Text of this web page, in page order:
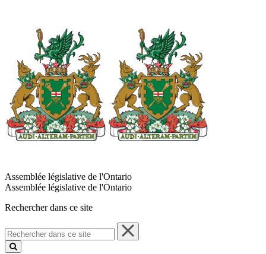
Assemblée législative de l'Ontario
Assemblée législative de l'Ontario
Rechercher dans ce site
Rechercher
dans
ce